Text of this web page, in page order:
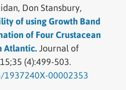
Don Stansbury,
of using Growth Band
of Four Crustacean
Atlantic.Journal of
(4):499-503.
00002353